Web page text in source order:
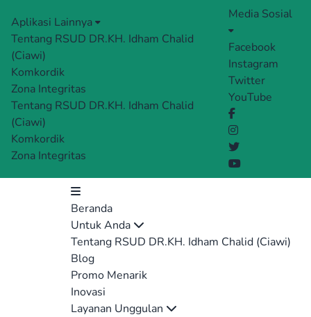
Aplikasi Lainnya
Tentang RSUD DR.KH. Idham Chalid
(Ciawi)
Komkordik
Zona Integritas
Tentang RSUD DR.KH. Idham Chalid
(Ciawi)
Komkordik
Zona Integritas
Media Sosial
Facebook
Instagram
Twitter
YouTube
Beranda
Untuk Anda
Tentang RSUD DR.KH. Idham Chalid (Ciawi)
Blog
Promo Menarik
Inovasi
Layanan Unggulan